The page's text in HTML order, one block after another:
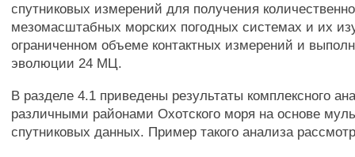
спутниковых измерений для получения
мезомасштабных морских погодных системах и их
ограниченном объеме контактных измерений и
эволюции 24 МЦ.
В разделе 4.1 приведены результаты комплексного
различными районами Охотского моря на основе
спутниковых данных. Пример такого анализа